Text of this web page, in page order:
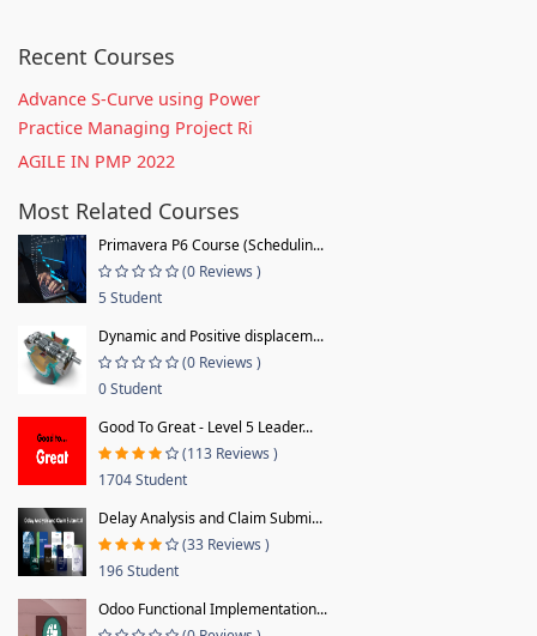
Recent Courses
Advance S-Curve using Power
Practice Managing Project Ri
AGILE IN PMP 2022
Most Related Courses
Primavera P6 Course (Schedulin...
(0 Reviews )
5 Student
Dynamic and Positive displacem...
(0 Reviews )
0 Student
Good To Great - Level 5 Leader...
(113 Reviews )
1704 Student
Delay Analysis and Claim Submi...
(33 Reviews )
196 Student
Odoo Functional Implementation...